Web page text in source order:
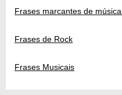
Frases marcantes de
Frases de Rock
Frases Musicais